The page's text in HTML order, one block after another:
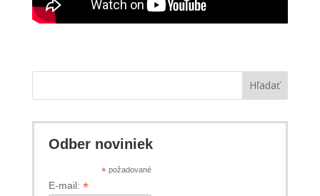
Hľadať
Odber noviniek
*požadované
E-mail: *